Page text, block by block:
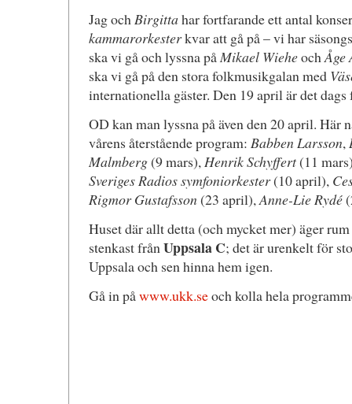
Jag ochBirgittahar fortfarande ett antal
kammarorkesterkvar att gå på – vi har
ska vi gå och lyssna påMikael WieheochÅge
ska vi gå på den stora folkmusikgalan med
internationella gäster. Den 19 april är det
OD kan man lyssna på även den 20 april. Här
vårens återstående program: Babben Larsson,
Malmberg(9 mars),Henrik Schyffert(11
Sveriges Radios symfoniorkester(10 april),
Rigmor Gustafsson(23 april),Anne-Lie Rydé
Huset där allt detta (och mycket mer) äger
stenkast frånUppsala C; det är urenkelt för
Uppsala och sen hinna hem igen.
Gå in påwww.ukk.seoch kolla hela